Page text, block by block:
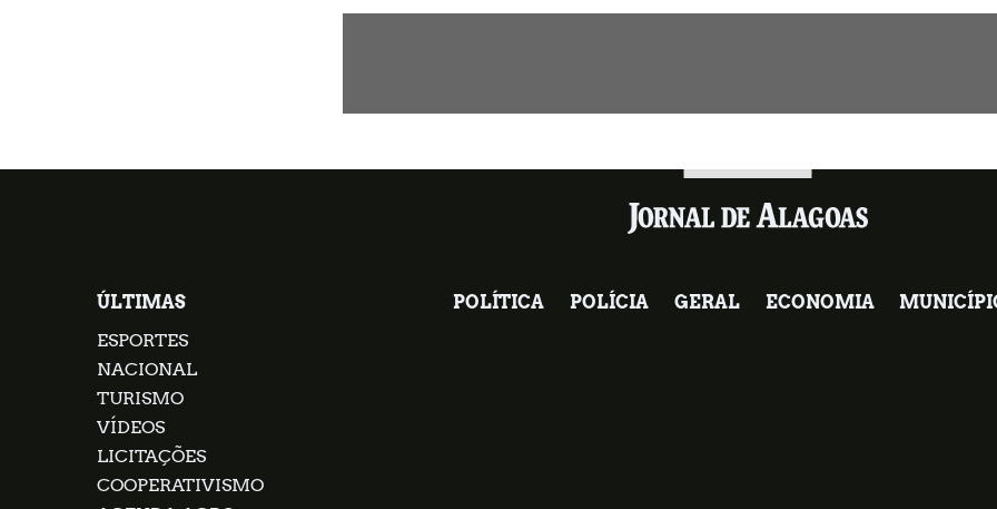
ÚLTIMAS
ESPORTES
NACIONAL
TURISMO
VÍDEOS
LICITAÇÕES
COOPERATIVISMO
POLÍTICA POLÍCIA GERAL ECONOMIA